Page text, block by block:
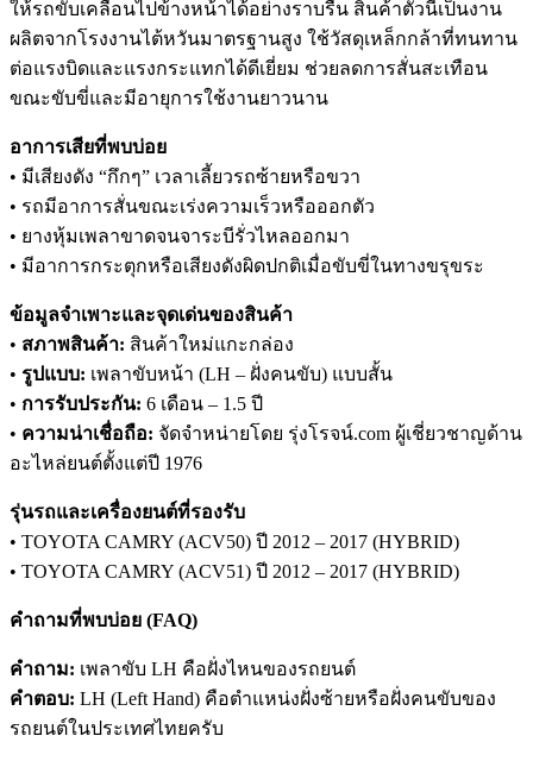
ให้รถขับเคลื่อนไปข้างหน้าได้อย่างราบรื่น สินค้าตัวนี้เป็นงาน
ผลิตจากโรงงานไต้หวันมาตรฐานสูง ใช้วัสดุเหล็กกล้าที่ทนทาน
ต่อแรงบิดและแรงกระแทกได้ดีเยี่ยม ช่วยลดการสั่นสะเทือน
ขณะขับขี่และมีอายุการใช้งานยาวนาน
อาการเสียที่พบบ่อย
• มีเสียงดัง “กึกๆ” เวลาเลี้ยวรถซ้ายหรือขวา
• รถมีอาการสั่นขณะเร่งความเร็วหรือออกตัว
• ยางหุ้มเพลาขาดจนจาระบีรั่วไหลออกมา
• มีอาการกระตุกหรือเสียงดังผิดปกติเมื่อขับขี่ในทางขรุขระ
ข้อมูลจำเพาะและจุดเด่นของสินค้า
• สภาพสินค้า: สินค้าใหม่แกะกล่อง
• รูปแบบ: เพลาขับหน้า (LH – ฝั่งคนขับ) แบบสั้น
• การรับประกัน: 6 เดือน – 1.5 ปี
• ความน่าเชื่อถือ: จัดจำหน่ายโดย รุ่งโรจน์.com ผู้เชี่ยวชาญด้าน
อะไหล่ยนต์ตั้งแต่ปี 1976
รุ่นรถและเครื่องยนต์ที่รองรับ
• TOYOTA CAMRY (ACV50) ปี 2012 – 2017 (HYBRID)
• TOYOTA CAMRY (ACV51) ปี 2012 – 2017 (HYBRID)
คำถามที่พบบ่อย (FAQ)
คำถาม: เพลาขับ LH คือฝั่งไหนของรถยนต์
คำตอบ: LH (Left Hand) คือตำแหน่งฝั่งซ้ายหรือฝั่งคนขับของ
รถยนต์ในประเทศไทยครับ